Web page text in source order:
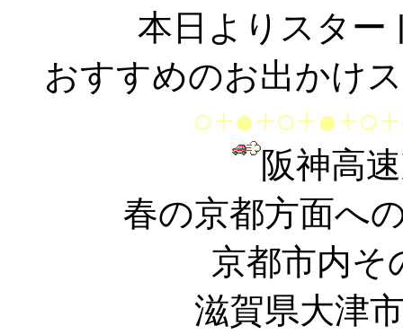
本日よりスター
おすすめのお出かけ
阪神高
春の京都方面へ
京都市内そ
滋賀県大津